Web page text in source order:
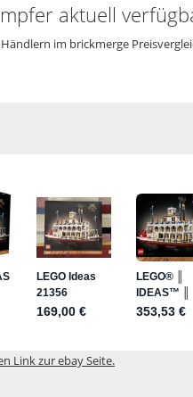
aktuell
im brickmerge
Link zur ebay Seite.